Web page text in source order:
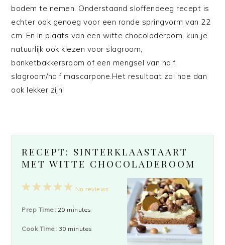
bodem te nemen. Onderstaand sloffendeeg recept is
echter ook genoeg voor een ronde springvorm van 22
cm. En in plaats van een witte chocoladeroom, kun je
natuurlijk ook kiezen voor slagroom,
banketbakkersroom of een mengsel van half
slagroom/half mascarpone.Het resultaat zal hoe dan
ook lekker zijn!
RECEPT: SINTERKLAASTAART
MET WITTE CHOCOLADEROOM
5
4
3
2
1
No reviews
Prep Time: 20 minutes
Cook Time: 30 minutes